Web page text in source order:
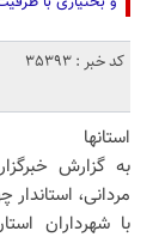
کد خبر : 35393
استانها
به گزارش
مردانی،
با شهرداران